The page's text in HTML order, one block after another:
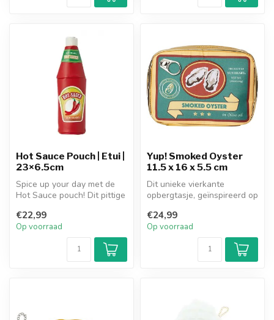
Hot Sauce Pouch | Etui |
23×6.5cm
Spice up your day met de
Hot Sauce pouch! Dit pittige
€22,99
Op voorraad
Yup! Smoked Oyster
11.5 x 16 x 5.5 cm
Dit unieke vierkante
opbergtasje, geïnspireerd op
ech...
€24,99
Op voorraad